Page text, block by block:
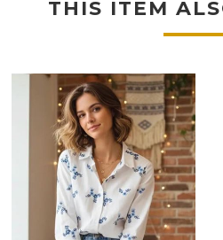
THIS ITEM